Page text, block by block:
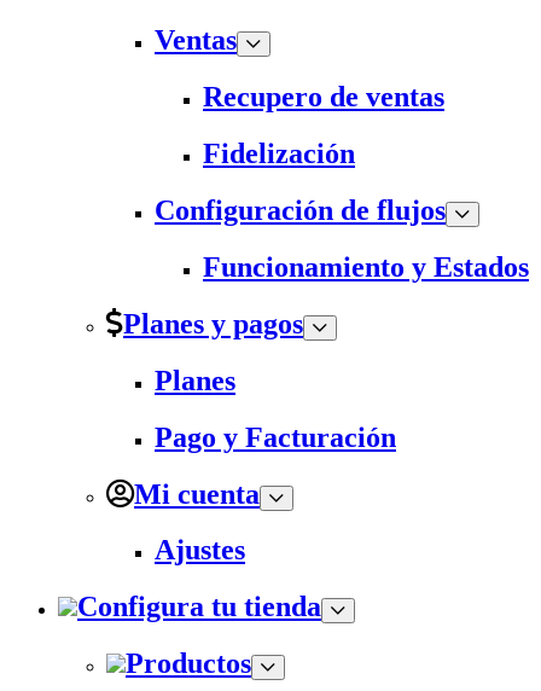
Ventas
Recupero de ventas
Fidelización
Configuración de flujos
Funcionamiento y Estados
Planes y pagos
Planes
Pago y Facturación
Mi cuenta
Ajustes
Configura tu tienda
Productos